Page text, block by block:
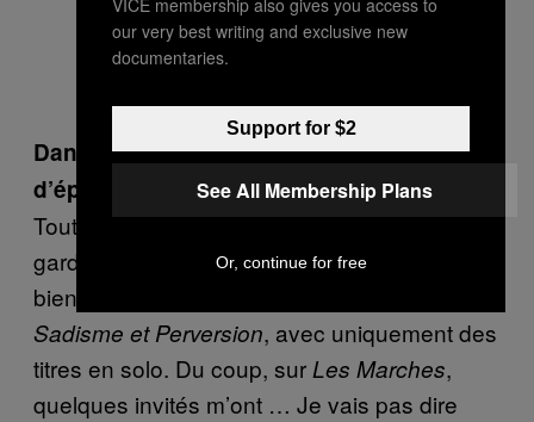
Dans ce cas pourquoi tu n’as pas fait plus
d’épisodes en solo ?
Tout simplement parce que les solos, je les
garde pour mon prochain CD, qui arrive
bientôt. Ce sera le même principe que
Sadisme et Perversion, avec uniquement des
titres en solo. Du coup, surLes Marches,
quelques invités m’ont … Je vais pas dire
our very best writing and exclusive new
documentaries.
Support for $2
See All Membership Plans
Or, continue for free